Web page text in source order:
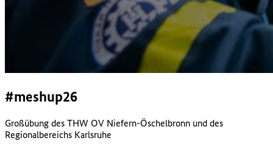
#meshup26
Großübung des THW OV Niefern-Öschelbronn und des
Regionalbereichs Karlsruhe